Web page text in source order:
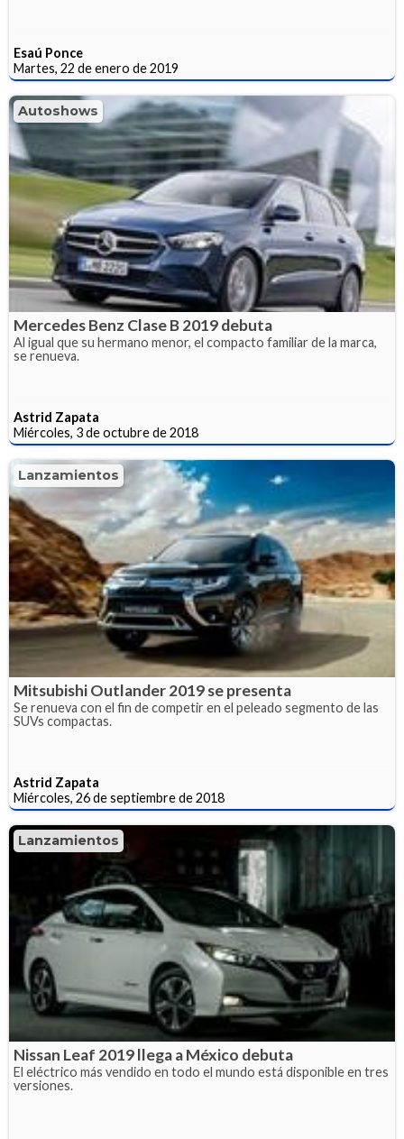
Esaú Ponce
Martes, 22 de enero de 2019
Autoshows
Mercedes Benz Clase B 2019 debuta
Al igual que su hermano menor, el compacto familiar de la marca,
se renueva.
Astrid Zapata
Miércoles, 3 de octubre de 2018
Lanzamientos
Mitsubishi Outlander 2019 se presenta
Se renueva con el fin de competir en el peleado segmento de las
SUVs compactas.
Astrid Zapata
Miércoles, 26 de septiembre de 2018
Lanzamientos
Nissan Leaf 2019 llega a México debuta
El eléctrico más vendido en todo el mundo está disponible en tres
versiones.